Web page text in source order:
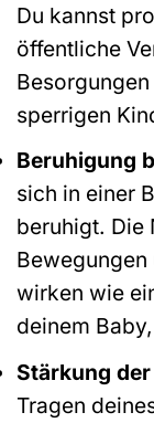
Du kannst
öffentliche
sperrigen
Beruhigung
sich in einer
beruhigt. Die
wirken wie
deinem
Stärkung
Tragen